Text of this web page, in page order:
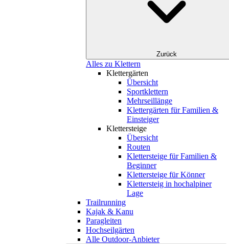
Zurück
Alles zu Klettern
Klettergärten
Übersicht
Sportklettern
Mehrseillänge
Klettergärten für Familien &
Einsteiger
Klettersteige
Übersicht
Routen
Klettersteige für Familien &
Beginner
Klettersteige für Könner
Klettersteig in hochalpiner
Lage
Trailrunning
Kajak & Kanu
Paragleiten
Hochseilgärten
Alle Outdoor-Anbieter